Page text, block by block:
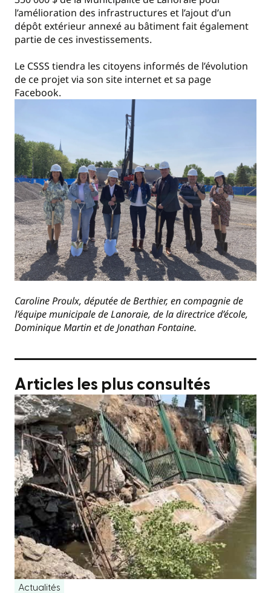
l’amélioration des infrastructures et l’ajout d’un
dépôt extérieur annexé au bâtiment fait également
partie de ces investissements.
Le CSSS tiendra les citoyens informés de l’évolution
de ce projet via son site internet et sa page
Facebook.
Caroline Proulx, députée de Berthier, en compagnie de
l’équipe municipale de Lanoraie, de la directrice d’école,
Dominique Martin et de Jonathan Fontaine.
Articles les plus consultés
Actualités